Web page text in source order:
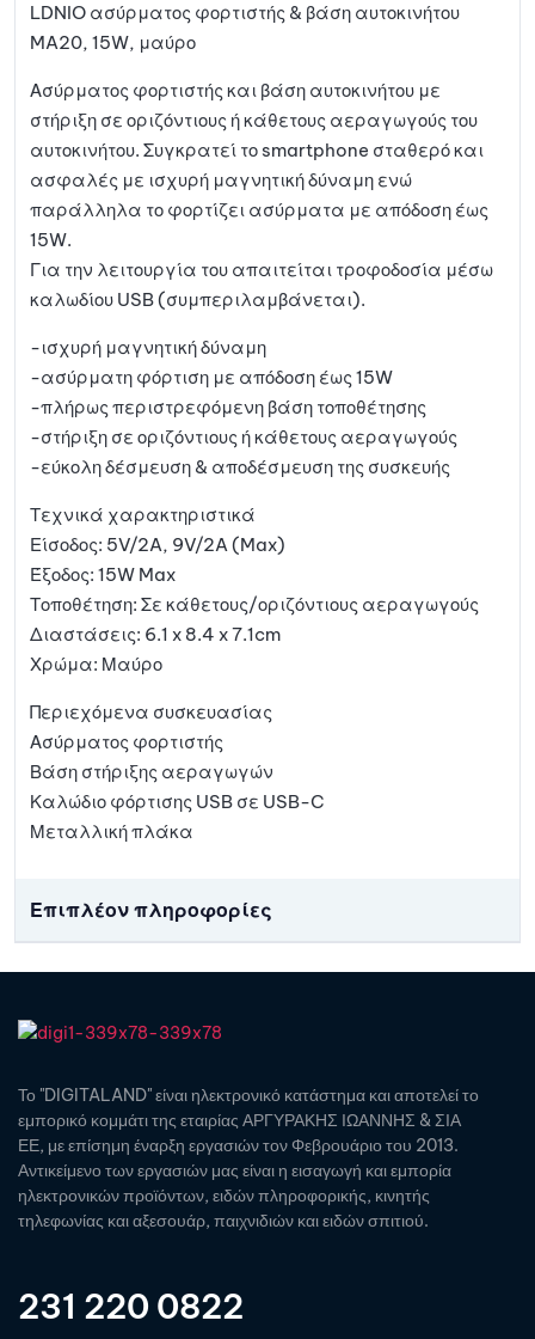
LDNIO ασύρματος φορτιστής & βάση αυτοκινήτου
MA20, 15W, μαύρο
Ασύρματος φορτιστής και βάση αυτοκινήτου με
στήριξη σε οριζόντιους ή κάθετους αεραγωγούς του
αυτοκινήτου. Συγκρατεί το smartphone σταθερό και
ασφαλές με ισχυρή μαγνητική δύναμη ενώ
παράλληλα το φορτίζει ασύρματα με απόδοση έως
15W.
Για την λειτουργία του απαιτείται τροφοδοσία μέσω
καλωδίου USB (συμπεριλαμβάνεται).
-ισχυρή μαγνητική δύναμη
-ασύρματη φόρτιση με απόδοση έως 15W
-πλήρως περιστρεφόμενη βάση τοποθέτησης
-στήριξη σε οριζόντιους ή κάθετους αεραγωγούς
-εύκολη δέσμευση & αποδέσμευση της συσκευής
Τεχνικά χαρακτηριστικά
Είσοδος: 5V/2A, 9V/2A (Max)
Έξοδος: 15W Max
Τοποθέτηση: Σε κάθετους/οριζόντιους αεραγωγούς
Διαστάσεις: 6.1 x 8.4 x 7.1cm
Χρώμα: Μαύρο
Περιεχόμενα συσκευασίας
Ασύρματος φορτιστής
Βάση στήριξης αεραγωγών
Καλώδιο φόρτισης USB σε USB-C
Μεταλλική πλάκα
Επιπλέον πληροφορίες
Το "DIGITALAND" είναι ηλεκτρονικό κατάστημα και αποτελεί το
εμπορικό κομμάτι της εταιρίας ΑΡΓΥΡΑΚΗΣ ΙΩΑΝΝΗΣ & ΣΙΑ
ΕΕ, με επίσημη έναρξη εργασιών τον Φεβρουάριο του 2013.
Αντικείμενο των εργασιών μας είναι η εισαγωγή και εμπορία
ηλεκτρονικών προϊόντων, ειδών πληροφορικής, κινητής
τηλεφωνίας και αξεσουάρ, παιχνιδιών και ειδών σπιτιού.
231 220 0822